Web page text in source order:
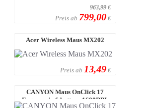
963,99 €
Preis ab 799,00 €
Acer Wireless Maus MX202
Preis ab 13,49 €
CANYON Maus OnClick 17
Ergonomic 6 buttons 1600DPI,